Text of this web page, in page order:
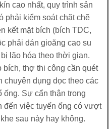
cao nhất, quy trình sản
phải kiểm soát chặt chẽ
kết mặt bích (bích TDC,
phải dán gioăng cao su
lão hóa theo thời gian.
bích, thợ thi công cần quét
chuyên dụng dọc theo các
ống. Sự cẩn thận trong
đến việc tuyến ống có vượt
sau này hay không.